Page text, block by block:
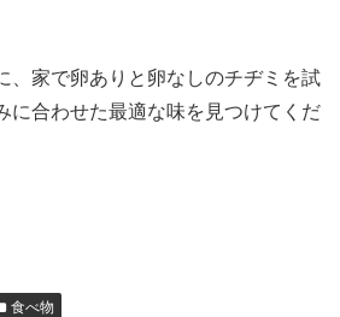
、家で卵ありと卵なしのチヂミを試
に合わせた最適な味を見つけてくだ
食べ物